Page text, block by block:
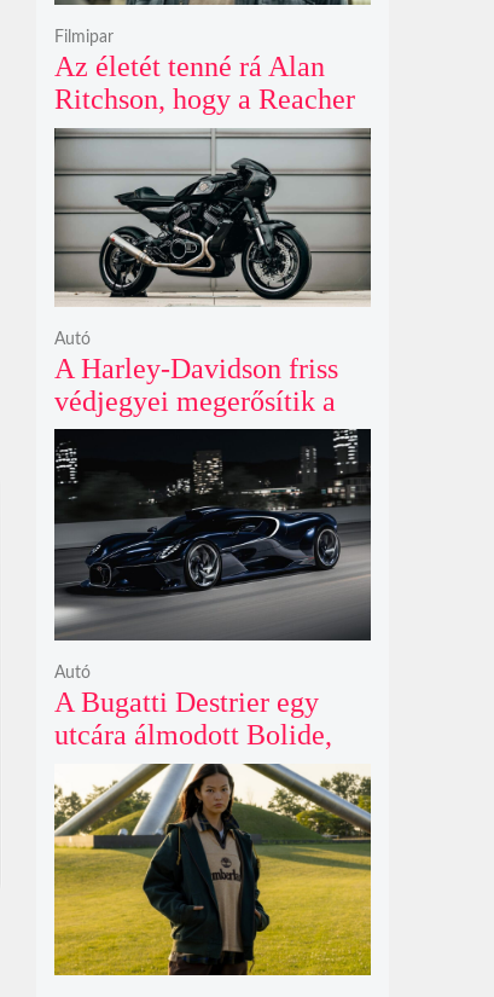
Az életét tenné rá Alan
Ritchson, hogy a Reacher
negyedik évada mindent
felülmúl
Filmipar
A Harley-Davidson friss
védjegyei megerősítik a
lenyűgöző café racer és
flat tracker szériagyártását
Autó
A Bugatti Destrier egy
utcára álmodott Bolide,
ami a pályaautók
brutalitását öltözteti
egyedi karosszériába
Autó